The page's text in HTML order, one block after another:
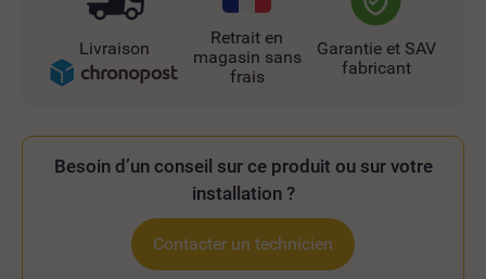
Livraison
Retrait en
magasin sans
frais
Garantie et SAV
fabricant
Besoin d’un conseil sur ce produit ou sur votre
installation ?
Contacter un technicien